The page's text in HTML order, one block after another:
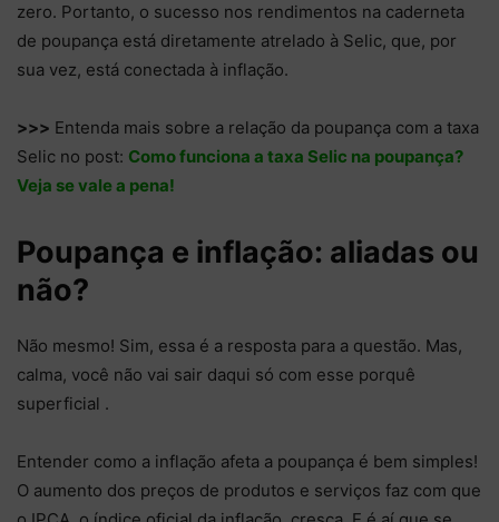
zero. Portanto, o sucesso nos rendimentos na caderneta
de poupança está diretamente atrelado à Selic, que, por
sua vez, está conectada à inflação.
>>> Entenda mais sobre a relação da poupança com a taxa
Selic no post: Como funciona a taxa Selic na poupança?
Veja se vale a pena!
Poupança e inflação: aliadas ou
não?
Não mesmo! Sim, essa é a resposta para a questão. Mas,
calma, você não vai sair daqui só com esse porquê
superficial .
Entender como a inflação afeta a poupança é bem simples!
O aumento dos preços de produtos e serviços faz com que